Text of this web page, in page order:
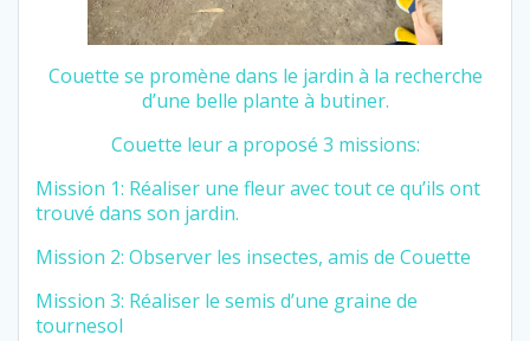
Couette se promène dans le jardin à la recherche
d’une belle plante à butiner.
Couette leur a proposé 3 missions:
Mission 1: Réaliser une fleur avec tout ce qu’ils ont
trouvé dans son jardin.
Mission 2: Observer les insectes, amis de Couette
Mission 3: Réaliser le semis d’une graine de
tournesol